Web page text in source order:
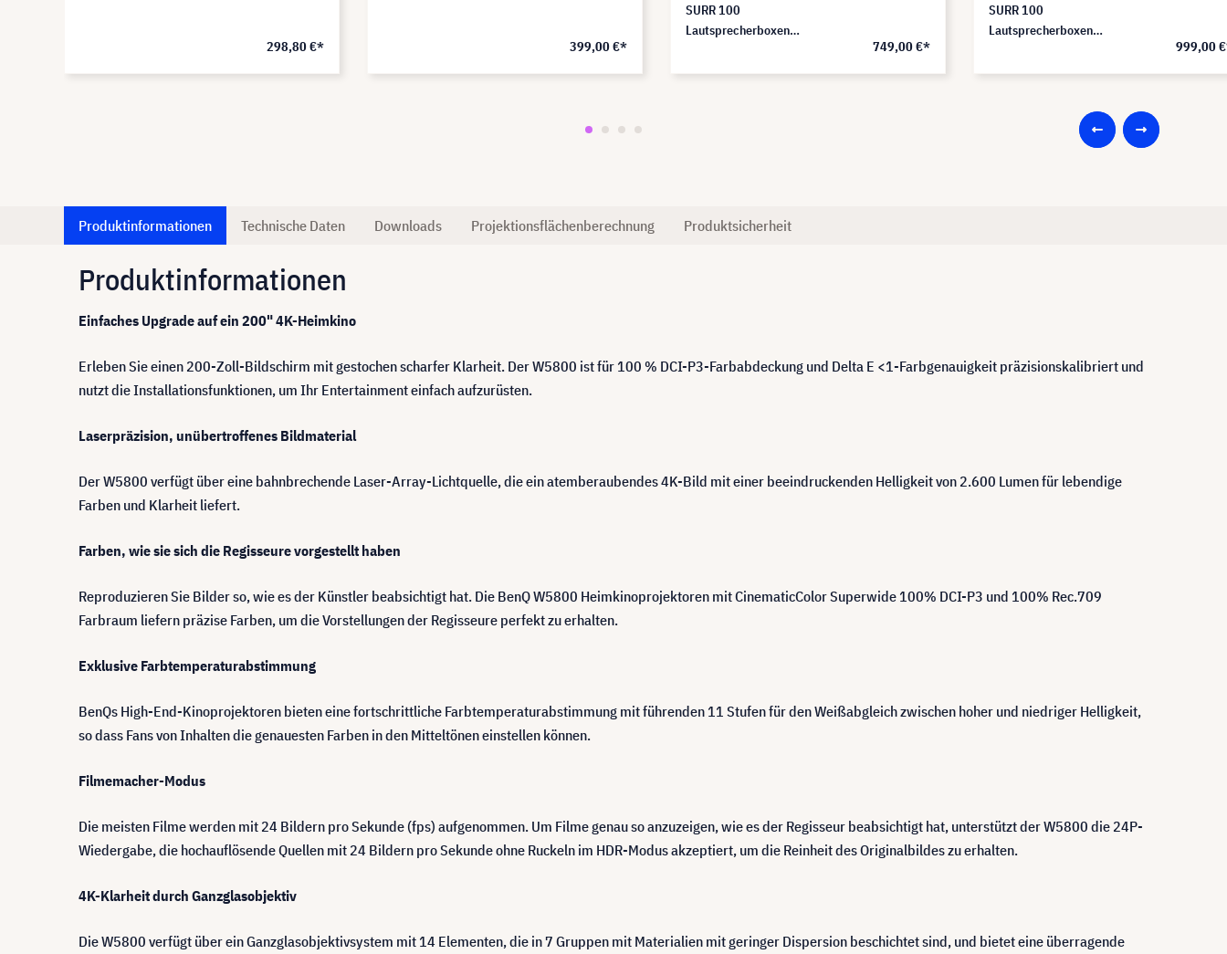
298,80 €* 399,00 €*
SURR 100
Lautsprecherboxen &
749,00 €*
SURR 100
Lautsprecherboxen &
Subwoofer
999,00
Produktinformationen Technische Daten Downloads Projektionsflächenberechnung Produktsicherheit
Produktinformationen
Einfaches Upgrade auf ein 200" 4K-Heimkino
Erleben Sie einen 200-Zoll-Bildschirm mit gestochen scharfer Klarheit. Der W5800 ist für 100 % DCI-P3-Farbabdeckung und Delta E <1-Farbgenauigkeit präzisionskalibriert und
nutzt die Installationsfunktionen, um Ihr Entertainment einfach aufzurüsten.
Laserpräzision, unübertroffenes Bildmaterial
Der W5800 verfügt über eine bahnbrechende Laser-Array-Lichtquelle, die ein atemberaubendes 4K-Bild mit einer beeindruckenden Helligkeit von 2.600 Lumen für lebendige
Farben und Klarheit liefert.
Farben, wie sie sich die Regisseure vorgestellt haben
Reproduzieren Sie Bilder so, wie es der Künstler beabsichtigt hat. Die BenQ W5800 Heimkinoprojektoren mit CinematicColor Superwide 100% DCI-P3 und 100% Rec.709
Farbraum liefern präzise Farben, um die Vorstellungen der Regisseure perfekt zu erhalten.
Exklusive Farbtemperaturabstimmung
BenQs High-End-Kinoprojektoren bieten eine fortschrittliche Farbtemperaturabstimmung mit führenden 11 Stufen für den Weißabgleich zwischen hoher und niedriger Helligkeit,
so dass Fans von Inhalten die genauesten Farben in den Mitteltönen einstellen können.
Filmemacher-Modus
Die meisten Filme werden mit 24 Bildern pro Sekunde (fps) aufgenommen. Um Filme genau so anzuzeigen, wie es der Regisseur beabsichtigt hat, unterstützt der W5800 die 24P-
Wiedergabe, die hochauflösende Quellen mit 24 Bildern pro Sekunde ohne Ruckeln im HDR-Modus akzeptiert, um die Reinheit des Originalbildes zu erhalten.
4K-Klarheit durch Ganzglasobjektiv
Die W5800 verfügt über ein Ganzglasobjektivsystem mit 14 Elementen, die in 7 Gruppen mit Materialien mit geringer Dispersion beschichtet sind, und bietet eine überragende